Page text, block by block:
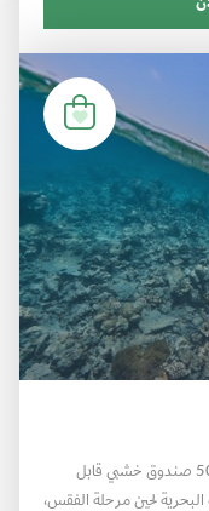
بالتعاون مع هيئة البيئة أبوظبي - تطوير وتركيب 50 صندوق خشبي قابل
لحين مرحلة الفقس،